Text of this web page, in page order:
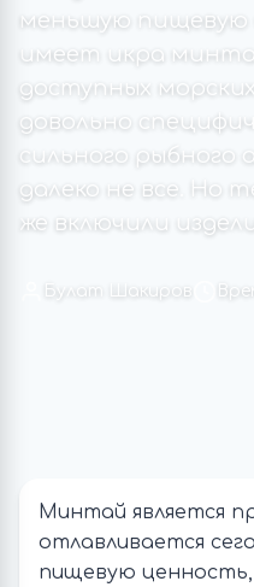
меньшую пищевую
имеет икра
доступных
довольно
сильного
далеко не все. Но
же включили
Булат Шакиров
Минтай является
отлавливается
пищевую ценность,